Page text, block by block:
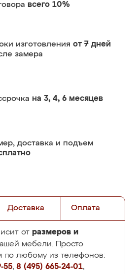
всего 10%
изготовления от 7 дней
замера
на 3, 4, 6 месяцев
доставка и подъем
Доставка Оплата
от размеров и
мебели. Просто
по любому из телефонов:
55, 8 (495) 665-24-01,